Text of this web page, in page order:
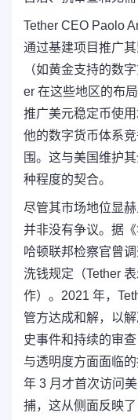
Tether CEO Paolo
通过基建项目推广
（如黄金支持的数
er 在这些地区的布
推广美元稳定币使
他的数字货币体系
围。这与美国维护
种程度的契合。
尽管其市场地位显
并非没有争议。据
哈顿联邦检察官曾
洗钱规定（Tether
作）。2021 年，
管方达成和解，以
史事件和持续的审
与透明度方面面临
年 3 月才首次访问
捕，这从侧面反映了